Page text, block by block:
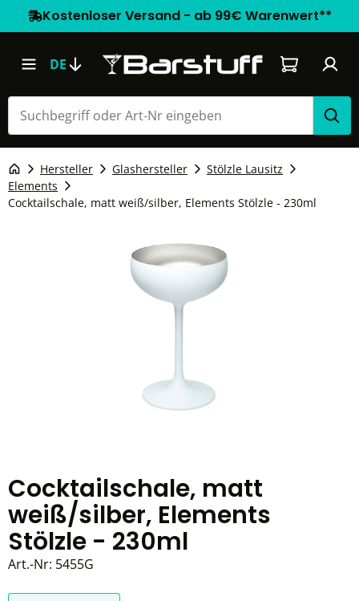
Kostenloser Versand - ab 99€ Warenwert**
DE Warenkorb
Hersteller Glashersteller
Stölzle Lausitz
Elements
Cocktailschale, matt weiß/silber, Elements Stölzle - 230ml
Cocktailschale, matt
weiß/silber, Elements
Stölzle - 230ml
Art.-Nr: 5455G